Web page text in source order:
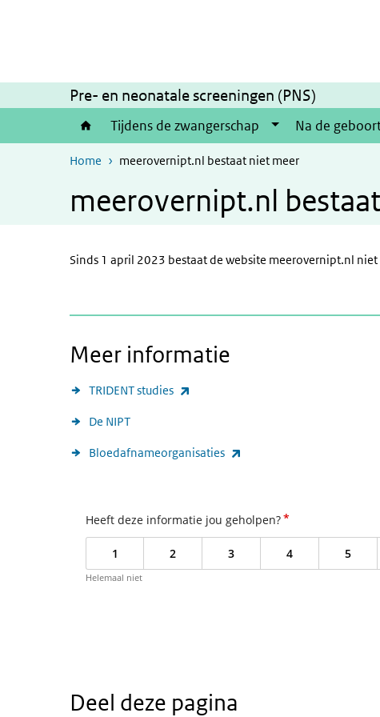
Pre- en neonatale screeningen (PNS)
Tijdens de zwangerschap Na de
Home meerovernipt.nl bestaat niet meer
meerovernipt.nl
Sinds 1 april 2023 bestaat de website meerovernipt.nl niet
Meer informatie
TRIDENT studies
De NIPT
Bloedafnameorganisaties
Heeft deze informatie jou geholpen?*
1 2 3 4 5
Helemaal niet
Deel deze pagina